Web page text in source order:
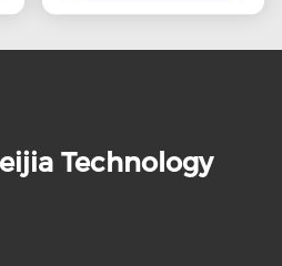
Technology